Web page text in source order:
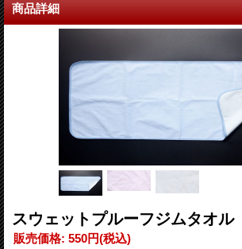
商品詳細
スウェットプルーフジムタオル
販売価格: 550円(税込)